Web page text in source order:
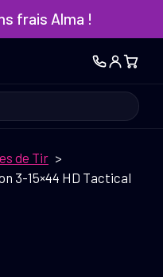
frais Alma !
de Tir
3-15×44 HD Tactical